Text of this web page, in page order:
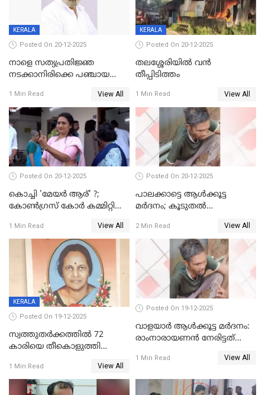
KERALA
Posted On 20-12-2025
നാളെ സത്യപ്രതിജ്ഞ
നടക്കാനിരിക്കെ പഞ്ചായത്ത്
1 Min Read View All
KERALA
Posted On 20-12-2025
തലശ്ശേരിയിൽ വൻ
തീപ്പിടിത്തം
1 Min Read View All
Posted On 20-12-2025
കൊച്ചി 'മേയർ ആര്' ?;
കോണ്‍ഗ്രസ് കോര്‍ കമ്മിറ്റി
1 Min Read View All
Posted On 20-12-2025
പാലക്കാട്ടെ ആള്‍ക്കൂട്ട
മര്‍ദനം; കൂടുതല്‍
അംഗ സംഘമെന്ന് വിവരം
2 Min Read View All
KERALA
Posted On 19-12-2025
സ്വത്തുതര്‍ക്കത്തില്‍ 72
കാരിയെ തീകൊളുത്തി
ക്രൂരകൊലപാതകത്തില്‍
സഹോദരിപുത്രന് ജീവപര്യന്തം
1 Min Read View All
Posted On 19-12-2025
വാളയാർ ആൾക്കൂട്ട മർദനം:
രാംനാരായണൻ നേരിട്ടത്
നാൽപ്പതിലേറെ
റിപ്പോർട്ട്
1 Min Read View All